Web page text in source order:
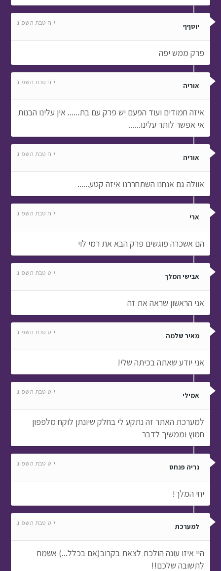
יוסףף י"ח טבת תשפ"ג
פרק ממש יפה
אוריה י"ח טבת תשפ"ג
איזה חמודים ועוד הפעם יש פרק עם בת...... אין עלינו הבנות
אי אפשר לותר עלינו......
אוריה י"ח טבת תשפ"ג
אוולה גם אנחנו השתחררנו איזה קטע......
ארי י"ח טבת תשפ"ג
הם אשכרה פוגשים פרק הבא את רמי לוי
אבישי המלך י"ט טבת תשפ"ג
אני הראשון שראה את זה
מאיר שלמה י"ט טבת תשפ"ג
אני יודע שאתה בכיתה שלי!
אמילי י"ט טבת תשפ"ג
למערכת האתר זה נתקע לי בחלק שיונתן לוקח מלפפון
חמוץ וממשיך לדבר
נריה פנחס י"ט טבת תשפ"ג
יחי המלך!
למערכת י"ט טבת תשפ"ג
היי איזו עונה הולכת לצאת בקרוב(אם בכלל...) אשמח
לתשובה שלכם!!